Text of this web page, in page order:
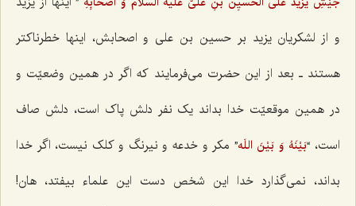
و از لشکریان یزید بر حسین بن علی و اصحابش، اینها خطرناکتر
هستند ـ بعد از این حضرت می‌فرمایند که اگر در همین وضعیّت و
در همین موقعیّت خدا بداند یک نفر دلش پاک است، دلش صاف
است، “بَیْنَهُ وَ بَیْنَ اللَه” مکر و خدعه و نیرنگ و کلک نیست، اگر خدا
بداند، نمی‌گذارد خدا این شخص دست این علماء بیفتد، هان!